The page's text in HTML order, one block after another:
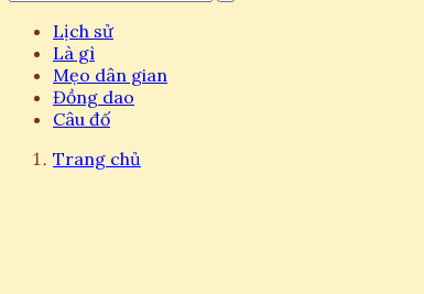
Lịch sử
Là gì
Mẹo dân gian
Đồng dao
Câu đố
Trang chủ